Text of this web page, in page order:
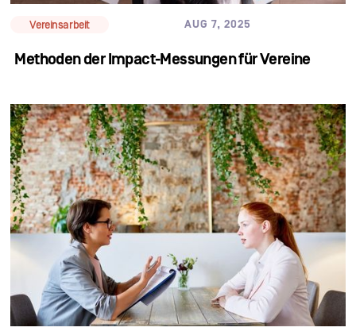
Vereinsarbeit AUG 7, 2025
Methoden der Impact-Messungen für Vereine